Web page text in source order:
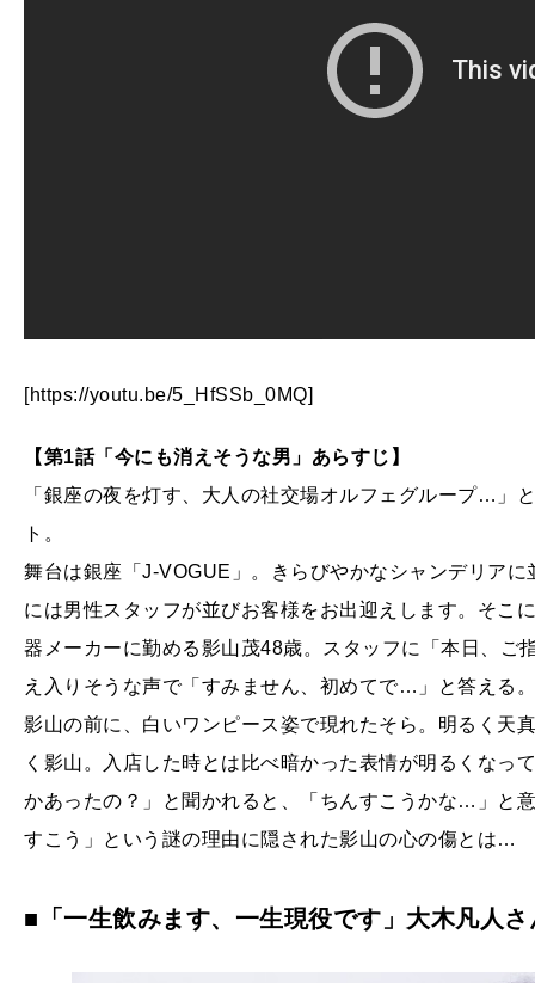
[https://youtu.be/5_HfSSb_0MQ]
【第1話「今にも消えそうな男」あらすじ】
「銀座の夜を灯す、大人の社交場オルフェグループ…」
ト。
舞台は銀座「J-VOGUE」。きらびやかなシャンデリア
には男性スタッフが並びお客様をお出迎えします。そこ
器メーカーに勤める影山茂48歳。スタッフに「本日、ご
え入りそうな声で「すみません、初めてで…」と答える
影山の前に、白いワンピース姿で現れたそら。明るく天
く影山。入店した時とは比べ暗かった表情が明るくなっ
かあったの？」と聞かれると、「ちんすこうかな…」と
すこう」という謎の理由に隠された影山の心の傷とは…
■「一生飲みます、一生現役です」大木凡人